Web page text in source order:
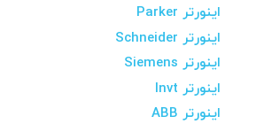
اینورتر Parker
اینورتر Schneider
اینورتر Siemens
اینورتر Invt
اینورتر ABB